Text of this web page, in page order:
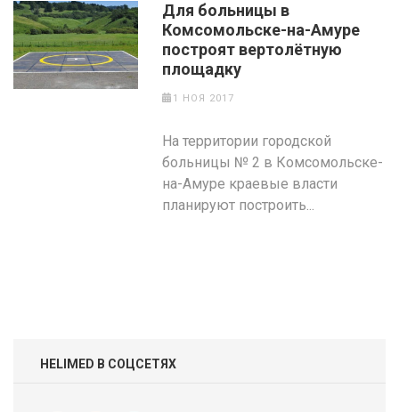
Для больницы в
Комсомольске-на-Амуре
построят вертолётную
площадку
1 НОЯ 2017
На территории городской
больницы № 2 в Комсомольске-
на-Амуре краевые власти
планируют построить...
HELIMED В СОЦСЕТЯХ